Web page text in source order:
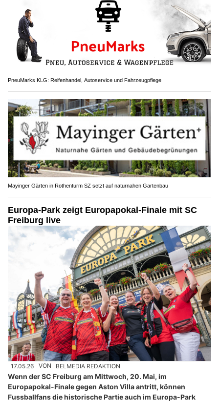
PneuMarks KLG: Reifenhandel, Autoservice und Fahrzeugpflege
Mayinger Gärten in Rothenturm SZ setzt auf naturnahen Gartenbau
Europa-Park zeigt Europapokal-Finale mit SC
Freiburg live
17.05.26 VON BELMEDIA REDAKTION
Wenn der SC Freiburg am Mittwoch, 20. Mai, im
Europapokal-Finale gegen Aston Villa antritt, können
Fussballfans die historische Partie auch im Europa-Park